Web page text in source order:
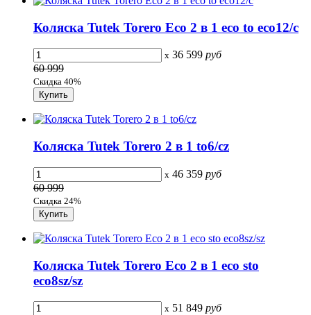
Коляска Tutek Torero Eco 2 в 1 eco to eco12/c
x 36 599 руб
60 999
Скидка 40%
Коляска Tutek Torero 2 в 1 to6/cz
x 46 359 руб
60 999
Скидка 24%
Коляска Tutek Torero Eco 2 в 1 eco sto
eco8sz/sz
x 51 849 руб